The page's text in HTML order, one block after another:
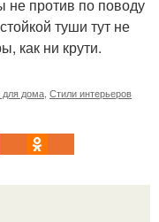
не против по поводу
туши тут не
как ни крути.
для дома Стили интерьеров